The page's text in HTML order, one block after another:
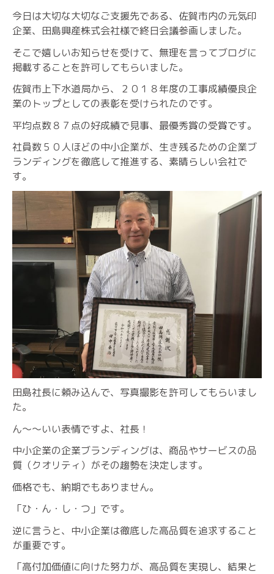
今日は大切な大切なご支援先である、佐賀市内の元気印
企業、田島興産株式会社様で終日会議参画しました。
そこで嬉しいお知らせを受けて、無理を言ってブログに
掲載することを許可してもらいました。
佐賀市上下水道局から、２０１８年度の工事成績優良企
業のトップとしての表彰を受けられたのです。
平均点数８７点の好成績で見事、最優秀賞の受賞です。
社員数５０人ほどの中小企業が、生き残るための企業ブ
ランディングを徹底して推進する、素晴らしい会社で
す。
田島社長に頼み込んで、写真撮影を許可してもらいまし
た。
ん〜〜いい表情ですよ、社長！
中小企業の企業ブランディングは、商品やサービスの品
質（クオリティ）がその趨勢を決定します。
価格でも、納期でもありません。
「ひ・ん・し・つ」です。
逆に言うと、中小企業は徹底した高品質を追求すること
が重要です。
「高付加価値に向けた努力が、高品質を実現し、結果と